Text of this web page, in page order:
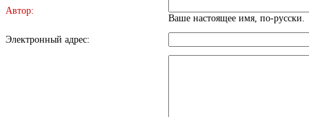
Автор:
Ваше настоящее имя, по-русски.
Электронный адрес: